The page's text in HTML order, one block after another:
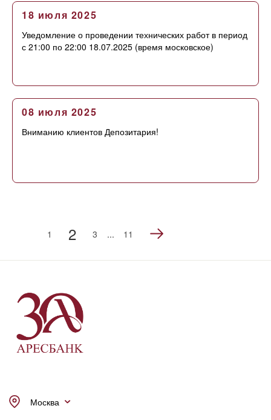
18 июля 2025
Уведомление о проведении технических работ в период
с 21:00 по 22:00 18.07.2025 (время московское)
08 июля 2025
Вниманию клиентов Депозитария!
1 2 3 ... 11
Москва